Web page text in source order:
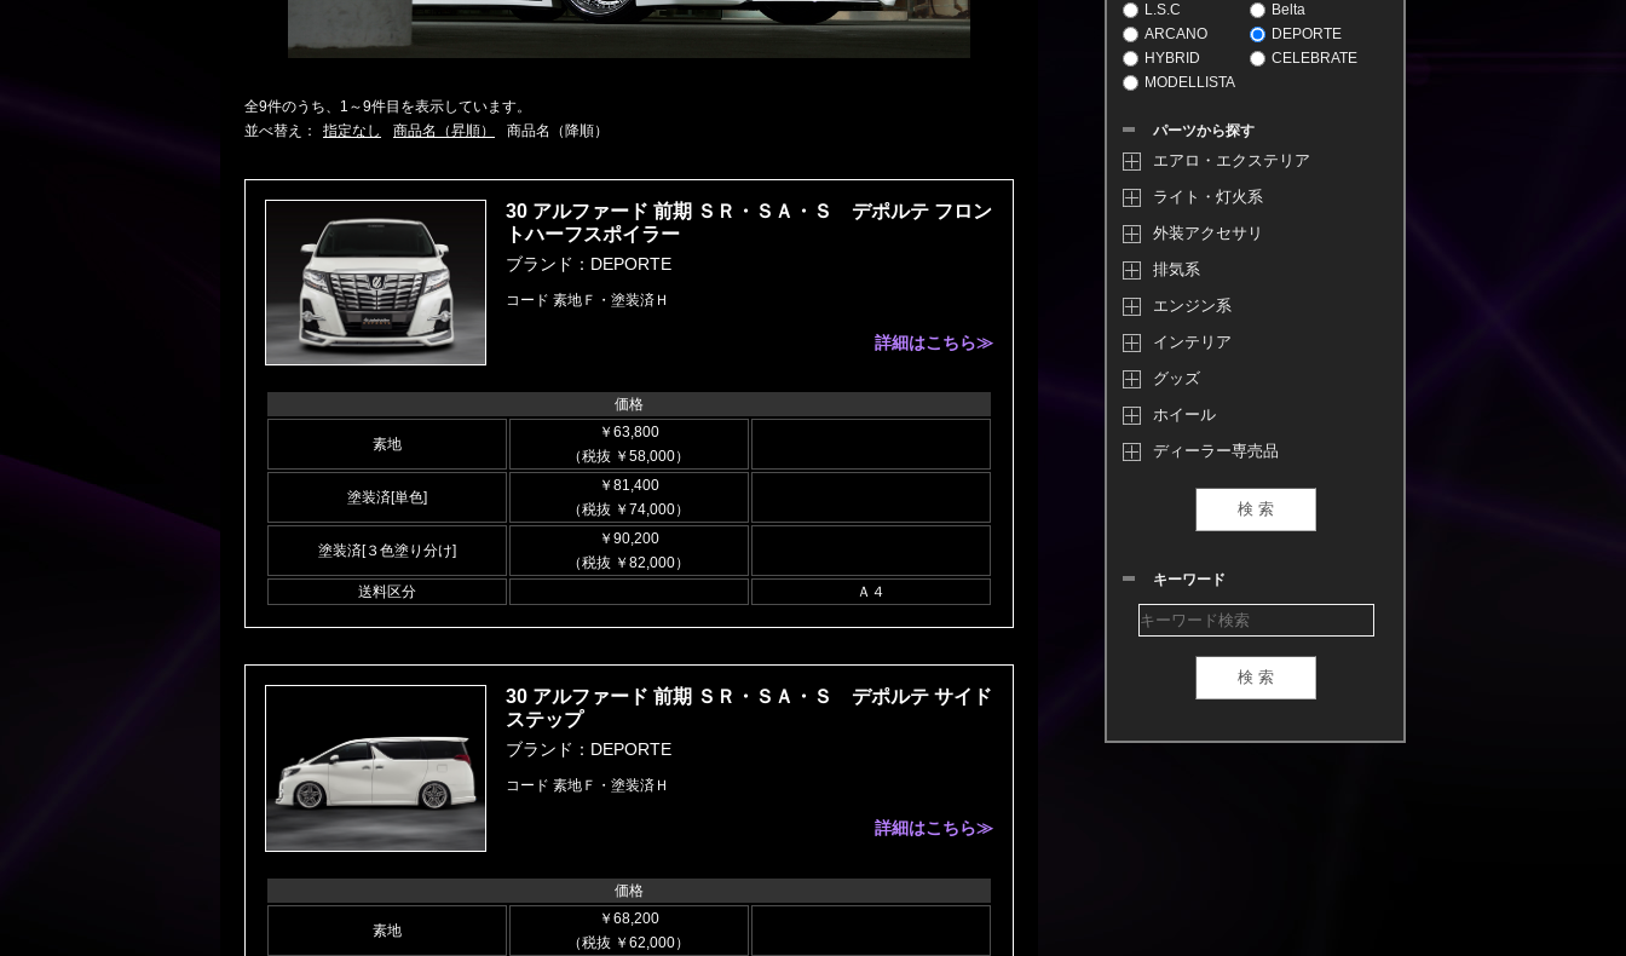
全9件のうち、1～9件目を表示しています。
並べ替え：
指定なし 商品名（昇順） 商品名（降順）
30 アルファード 前期 ＳＲ・ＳＡ・Ｓ デポルテ フロン
トハーフスポイラー
ブランド：DEPORTE
コード 素地Ｆ・塗装済Ｈ
詳細はこちら≫
価格
素地
￥63,800
（税抜 ￥58,000）
塗装済[単色]
￥81,400
（税抜 ￥74,000）
塗装済[３色塗り分け]
￥90,200
（税抜 ￥82,000）
送料区分
Ａ４
30 アルファード 前期 ＳＲ・ＳＡ・Ｓ デポルテ サイド
ステップ
ブランド：DEPORTE
コード 素地Ｆ・塗装済Ｈ
詳細はこちら≫
価格
素地
￥68,200
（税抜 ￥62,000）
L.S.C
Belta
ARCANO
DEPORTE
HYBRID
CELEBRATE
MODELLISTA
パーツから探す
エアロ・エクステリア
ライト・灯火系
外装アクセサリ
排気系
エンジン系
インテリア
グッズ
ホイール
ディーラー専売品
キーワード